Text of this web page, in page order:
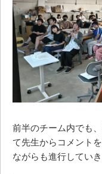
前半のチーム内でも
て先生からコメント
ながらも進行していき